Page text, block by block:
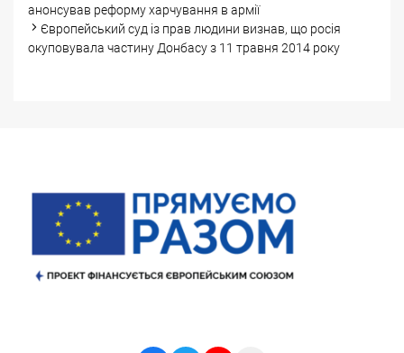
navigation
анонсував реформу харчування в армії
Європейський суд із прав людини визнав, що росія
окуповувала частину Донбасу з 11 травня 2014 року